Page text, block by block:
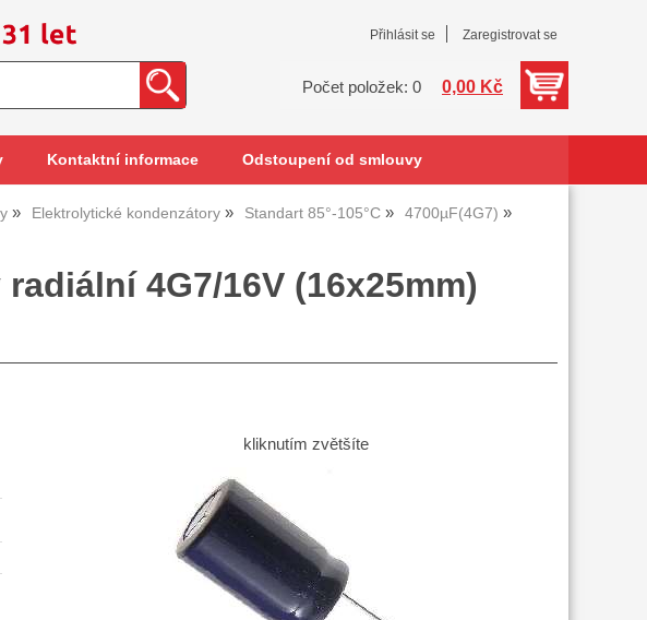
Přihlásit se Zaregistrovat se
Počet položek: 0 0,00 Kč
Kontaktní informace Odstoupení od smlouvy
Elektrolytické kondenzátory Standart 85°-105°C 4700µF(4G7)
4G7/16V (16x25mm)
kliknutím zvětšíte